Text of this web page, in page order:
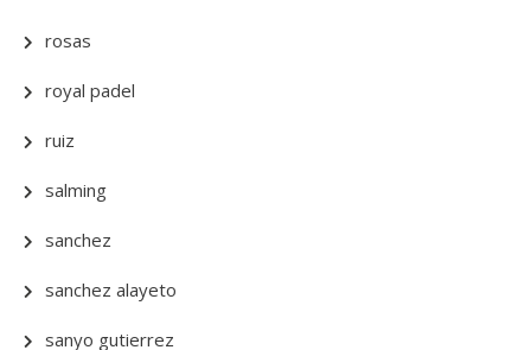
rosas
royal padel
ruiz
salming
sanchez
sanchez alayeto
sanyo gutierrez